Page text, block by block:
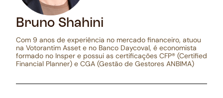
Bruno Shahini
Com 9 anos de experiência no mercado financeiro, atuou
na Votorantim Asset e no Banco Daycoval, é economista
formado no Insper e possui as certificações CFP® (Certified
Financial Planner) e CGA (Gestão de Gestores ANBIMA)